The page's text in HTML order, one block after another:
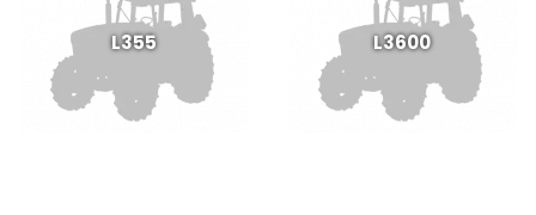
L355 L3600